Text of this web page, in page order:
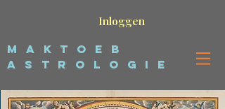
Inloggen
maktoeb
astrologie